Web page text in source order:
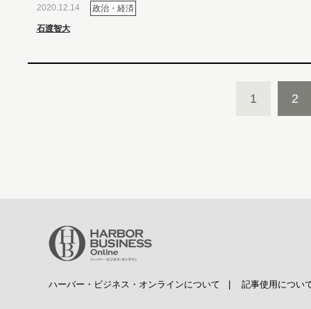
2020.12.14 政治・経済
石渡智大
1 2
ハーバー・ビジネス・オンラインについて 記事使用につい